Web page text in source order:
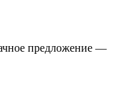
предложение —